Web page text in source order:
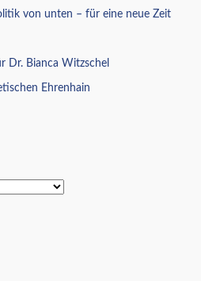
von unten – für eine neue Zeit
Dr. Bianca Witzschel
Ehrenhain